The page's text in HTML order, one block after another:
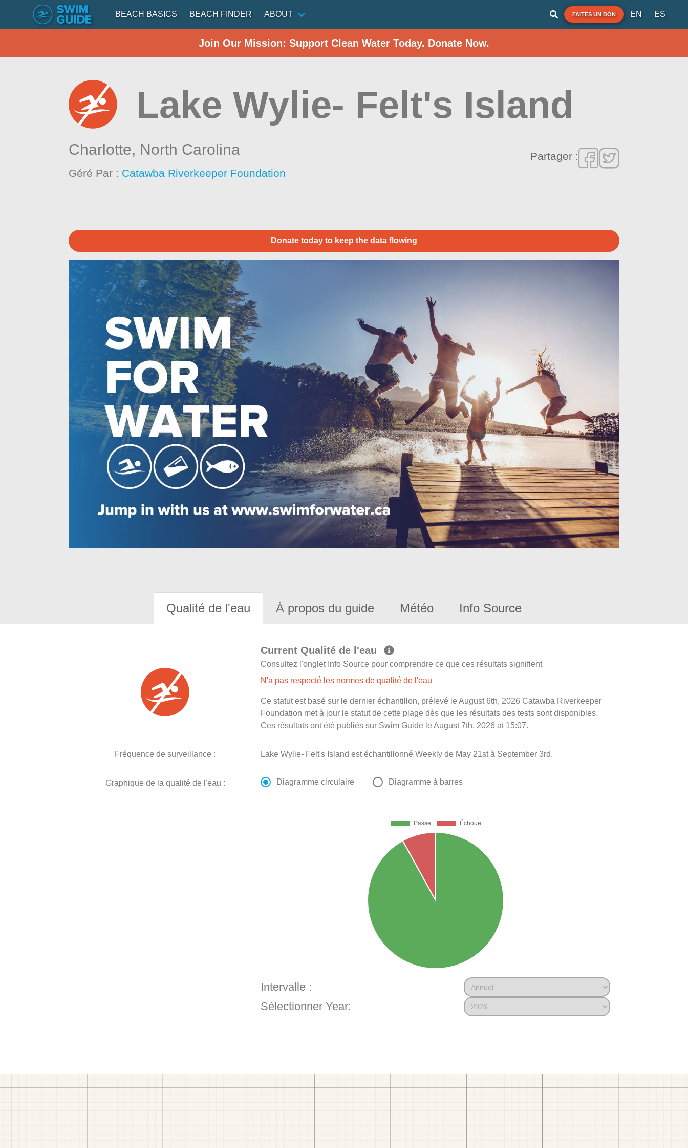
BEACH BASICS BEACH FINDER ABOUT FAITES UN DON EN ES
Join Our Mission: Support Clean Water Today. Donate Now.
Lake Wylie- Felt's Island
Charlotte, North Carolina
Géré Par : Catawba Riverkeeper Foundation
Partager :
Donate today to keep the data flowing
Qualité de l'eau À propos du guide Météo Info Source
Current Qualité de l'eau
Consultez l'onglet Info Source pour comprendre ce que ces résultats signifient
N'a pas respecté les normes de qualité de l'eau
Ce statut est basé sur le dernier échantillon, prélevé le August 6th, 2026 Catawba Riverkeeper
Foundation met à jour le statut de cette plage dès que les résultats des tests sont disponibles.
Ces résultats ont été publiés sur Swim Guide le August 7th, 2026 at 15:07.
Fréquence de surveillance : Lake Wylie- Felt's Island est échantillonné Weekly de May 21st à September 3rd.
Graphique de la qualité de l'eau : Diagramme circulaire Diagramme à barres
Intervalle :
Sélectionner Year: